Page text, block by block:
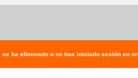
ha eliminado o no has iniciado sesión en